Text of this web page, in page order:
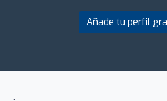
Añade tu perfil